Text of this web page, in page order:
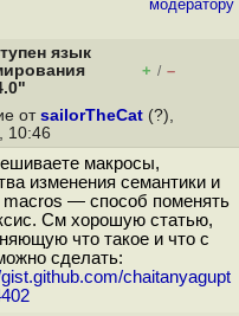
модератору
язык
+ / –
от sailorTheCat (?),
10:46
макросы,
изменения семантики и
macros — способ поменять
См хорошую статью,
что такое и что с
сделать:
chaitanyagupt